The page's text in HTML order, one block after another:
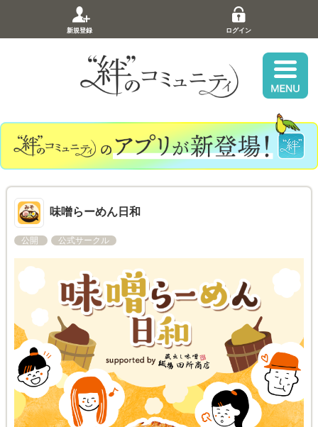
新規登録 ログイン
味噌らーめん日和
公開 公式サークル